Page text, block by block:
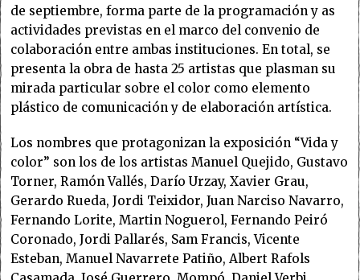
de septiembre, forma parte de la programación y as
actividades previstas en el marco del convenio de
colaboración entre ambas instituciones. En total, se
presenta la obra de hasta 25 artistas que plasman su
mirada particular sobre el color como elemento
plástico de comunicación y de elaboración artística.
Los nombres que protagonizan la exposición “Vida y
color” son los de los artistas Manuel Quejido, Gustavo
Torner, Ramón Vallés, Darío Urzay, Xavier Grau,
Gerardo Rueda, Jordi Teixidor, Juan Narciso Navarro,
Fernando Lorite, Martin Noguerol, Fernando Peiró
Coronado, Jordi Pallarés, Sam Francis, Vicente
Esteban, Manuel Navarrete Patiño, Albert Rafols